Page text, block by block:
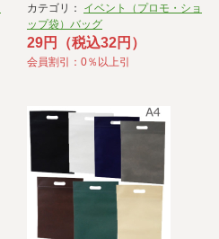
カテゴリ： イベント（プロモ・ショ
ップ袋）バッグ
29円（税込32円）
会員割引：0％以上引